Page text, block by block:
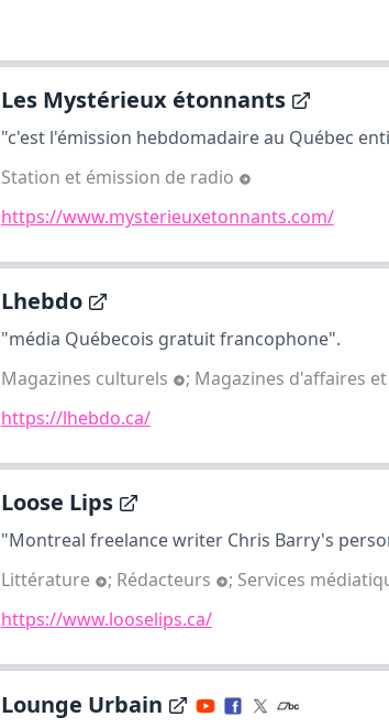
Les Mystérieux étonnants
"c'est l'émission hebdomadaire au Québec
Station et émission de radio
https://www.mysterieuxetonnants.com/
Lhebdo
"média Québecois gratuit francophone".
Magazines culturels
; Magazines d'affaires
https://lhebdo.ca/
Loose Lips
"Montreal freelance writer Chris Barry's
Littérature
; Rédacteurs ; Services
https://www.looselips.ca/
Lounge Urbain